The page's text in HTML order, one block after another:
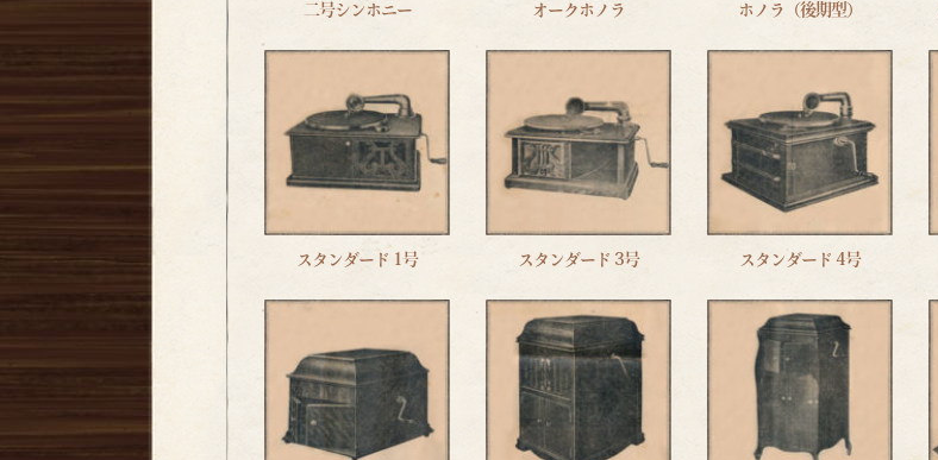
二号シンホニー オークホノラ ホノラ（後期型）
スタンダード 1号 スタンダード 3号 スタンダード 4号